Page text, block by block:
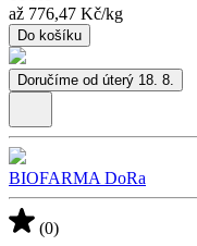
až 776,47 Kč/kg
Do košíku
Doručíme od úterý 18. 8.
BIOFARMA DoRa
(0)